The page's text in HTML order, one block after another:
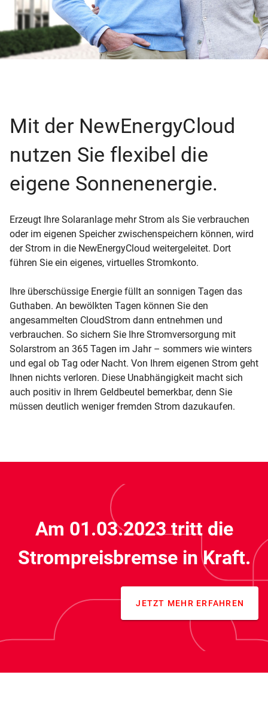
Mit der NewEnergyCloud
nutzen Sie flexibel die
eigene Sonnenenergie.
Erzeugt Ihre Solaranlage mehr Strom als Sie verbrauchen
oder im eigenen Speicher zwischenspeichern können, wird
der Strom in die NewEnergyCloud weitergeleitet. Dort
führen Sie ein eigenes, virtuelles Stromkonto.
Ihre überschüssige Energie füllt an sonnigen Tagen das
Guthaben. An bewölkten Tagen können Sie den
angesammelten CloudStrom dann entnehmen und
verbrauchen. So sichern Sie Ihre Stromversorgung mit
Solarstrom an 365 Tagen im Jahr – sommers wie winters
und egal ob Tag oder Nacht. Von Ihrem eigenen Strom geht
Ihnen nichts verloren. Diese Unabhängigkeit macht sich
auch positiv in Ihrem Geldbeutel bemerkbar, denn Sie
müssen deutlich weniger fremden Strom dazukaufen.
Am 01.03.2023 tritt die
Strompreisbremse in Kraft.
JETZT MEHR ERFAHREN